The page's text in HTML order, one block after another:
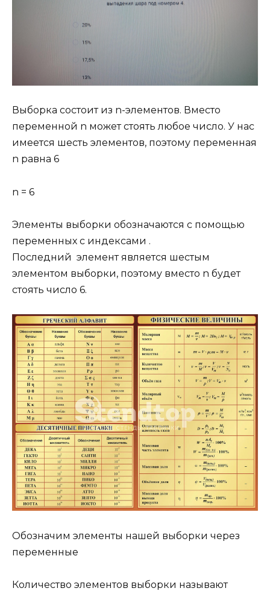
Выборка состоит из n-элементов. Вместо
переменной n может стоять любое число. У нас
имеется шесть элементов, поэтому переменная
n равна 6
n = 6
Элементы выборки обозначаются с помощью
переменных с индексами .
Последний элемент является шестым
элементом выборки, поэтому вместо n будет
стоять число 6.
Обозначим элементы нашей выборки через
переменные
Количество элементов выборки называют